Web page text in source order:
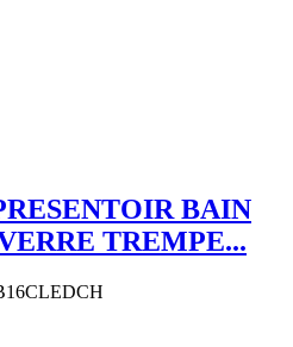
BAIN
TREMPE...